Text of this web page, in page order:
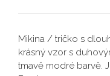
Mikina / tričko s
krásný vzor s
tmavě modré barvě.